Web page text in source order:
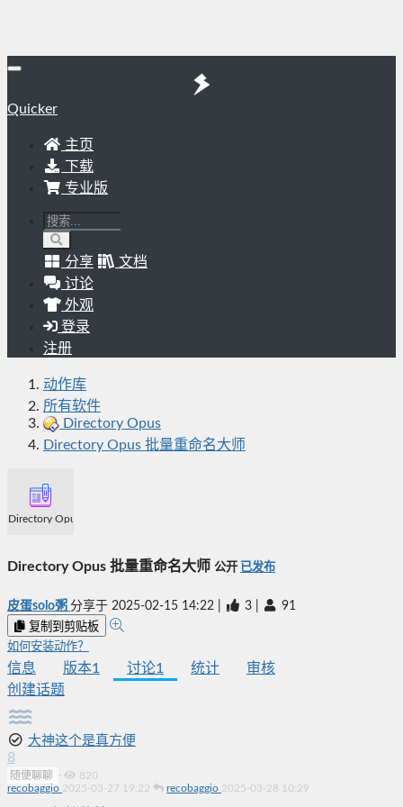
Quicker
主页
下载
专业版
分享
文档
讨论
外观
登录
注册
动作库
所有软件
Directory Opus
Directory Opus 批量重命名大师
Directory Opus 批量重命名大师
Directory Opus 批量重命名大师 公开 已发布
皮蛋solo粥 分享于 2025-02-15 14:22 3 91
复制到剪贴板
如何安装动作？
信息 版本1 讨论1 统计
审核
创建话题
大神这个是真方便
8
随便聊聊 ·
820
recobaggio 2025-03-27 19:22 recobaggio 2025-03-28 10:29